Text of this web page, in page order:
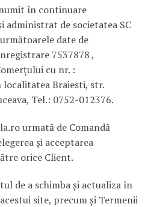
în continuare
administrat de societatea SC
date de
7537878 ,
cu nr. :
localitatea Braiesti, str.
Tel.: 0752-012376.
urmată de Comandă
şi acceptarea
orice Client.
de a schimba şi actualiza în
site, precum şi Termenii